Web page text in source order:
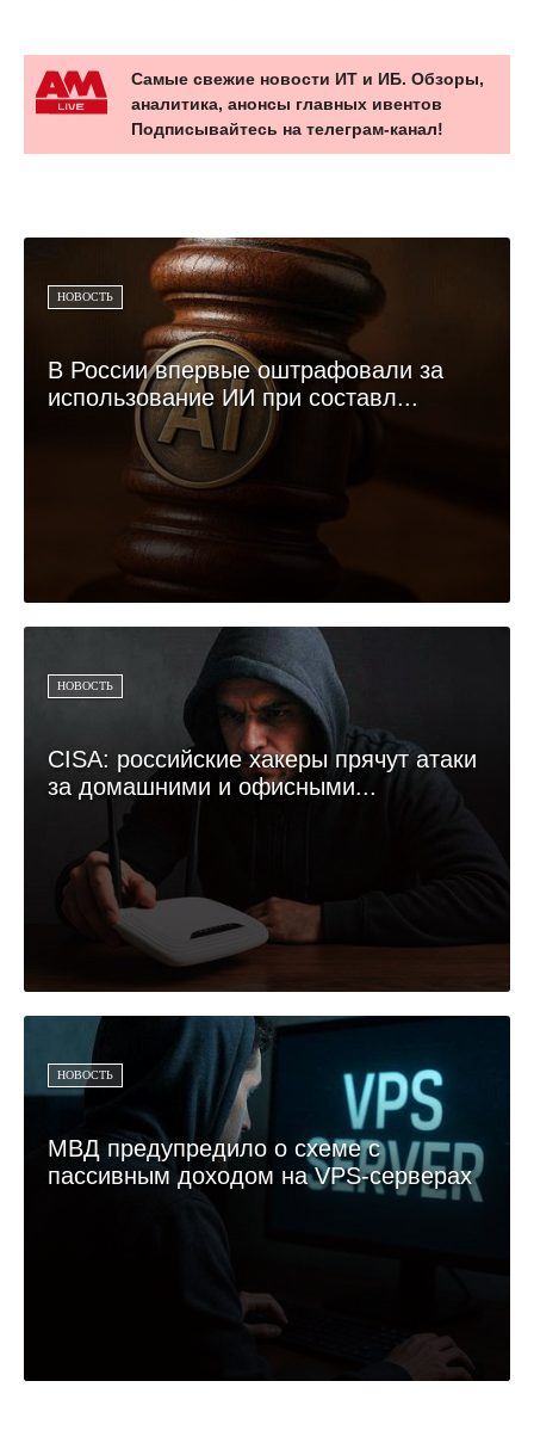
Самые свежие новости ИТ и ИБ. Обзоры,
аналитика, анонсы главных ивентов
Подписывайтесь на телеграм-канал!
НОВОСТЬ
В России впервые оштрафовали за
использование ИИ при составл...
НОВОСТЬ
CISA: российские хакеры прячут атаки
за домашними и офисными...
НОВОСТЬ
МВД предупредило о схеме с
пассивным доходом на VPS-серверах